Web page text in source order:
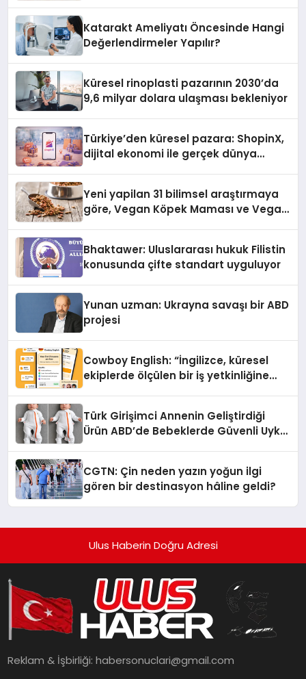
Katarakt Ameliyatı Öncesinde Hangi
Değerlendirmeler Yapılır?
Küresel rinoplasti pazarının 2030’da
9,6 milyar dolara ulaşması bekleniyor
Türkiye’den küresel pazara: ShopinX,
dijital ekonomi ile gerçek dünya
Yeni yapilan 31 bilimsel araştırmaya
göre, Vegan Köpek Maması ve Vegan
Bhaktawer: Uluslararası hukuk Filistin
konusunda çifte standart uyguluyor
Yunan uzman: Ukrayna savaşı bir ABD
projesi
Cowboy English: “İngilizce, küresel
ekiplerde ölçülen bir iş yetkinliğine
Türk Girişimci Annenin Geliştirdiği
Ürün ABD’de Bebeklerde Güvenli Uyku
CGTN: Çin neden yazın yoğun ilgi
gören bir destinasyon hâline geldi?
Ulus Haberin Doğru Adresi
Reklam & İşbirliği:habersonuclari@gmail.com